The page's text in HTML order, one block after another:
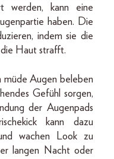
werden, kann eine
haben. Die
indem sie die
Haut strafft.
müde Augen beleben
Gefühl sorgen,
der Augenpads
kann dazu
wachen Look zu
langen Nacht oder